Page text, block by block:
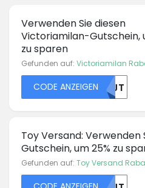
Verwenden Sie diesen
Victoriamilan-Gutschein,
zu sparen
Gefunden auf: Victoriamilan
CODE ANZEIGEN NTJT
Toy Versand: Verwenden
Gutschein, um 25% zu
Gefunden auf: Toy Versand